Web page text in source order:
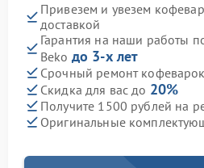
Привезем и увезем
доставкой
Гарантия на наши работы
Beko до 3-х лет
Срочный ремонт
Скидка для вас до 20%
Получите 1500 рублей на
Оригинальные